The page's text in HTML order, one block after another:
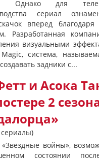
Однако для
сериал
вперед благодаря
Разработанная
визуальными
система,
задники с...
и Асока
2
войны»,
состоянии